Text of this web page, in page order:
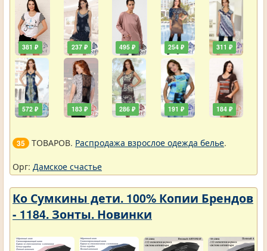
381 ₽
572 ₽
237 ₽
183 ₽
495 ₽
286 ₽
254 ₽
191 ₽
311 ₽
184 ₽
35 ТОВАРОВ. Распродажа взрослое одежда белье.
Орг: Дамское счастье
Ко Сумкины дети. 100% Копии Брендов
- 1184. Зонты. Новинки